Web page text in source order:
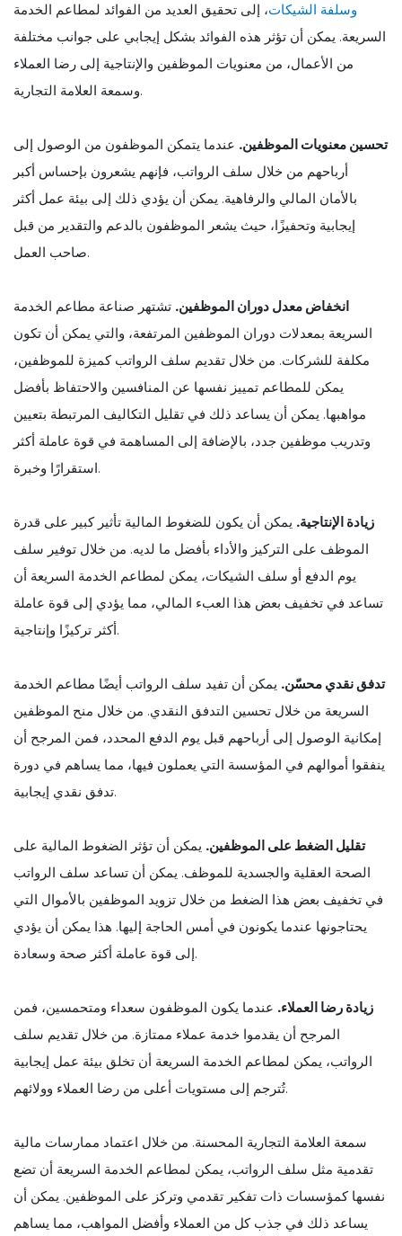
وسلفة الشيكات، إلى تحقيق العديد من الفوائد لمطاعم الخدمة
السريعة. يمكن أن تؤثر هذه الفوائد بشكل إيجابي على جوانب مختلفة
من الأعمال، من معنويات الموظفين والإنتاجية إلى رضا العملاء
وسمعة العلامة التجارية.
تحسين معنويات الموظفين. عندما يتمكن الموظفون من الوصول إلى
أرباحهم من خلال سلف الرواتب، فإنهم يشعرون بإحساس أكبر
بالأمان المالي والرفاهية. يمكن أن يؤدي ذلك إلى بيئة عمل أكثر
إيجابية وتحفيزًا، حيث يشعر الموظفون بالدعم والتقدير من قبل
صاحب العمل.
انخفاض معدل دوران الموظفين. تشتهر صناعة مطاعم الخدمة
السريعة بمعدلات دوران الموظفين المرتفعة، والتي يمكن أن تكون
مكلفة للشركات. من خلال تقديم سلف الرواتب كميزة للموظفين،
يمكن للمطاعم تمييز نفسها عن المنافسين والاحتفاظ بأفضل
مواهبها. يمكن أن يساعد ذلك في تقليل التكاليف المرتبطة بتعيين
وتدريب موظفين جدد، بالإضافة إلى المساهمة في قوة عاملة أكثر
استقرارًا وخبرة.
زيادة الإنتاجية. يمكن أن يكون للضغوط المالية تأثير كبير على قدرة
الموظف على التركيز والأداء بأفضل ما لديه. من خلال توفير سلف
يوم الدفع أو سلف الشيكات، يمكن لمطاعم الخدمة السريعة أن
تساعد في تخفيف بعض هذا العبء المالي، مما يؤدي إلى قوة عاملة
أكثر تركيزًا وإنتاجية.
تدفق نقدي محسّن. يمكن أن تفيد سلف الرواتب أيضًا مطاعم الخدمة
السريعة من خلال تحسين التدفق النقدي. من خلال منح الموظفين
إمكانية الوصول إلى أرباحهم قبل يوم الدفع المحدد، فمن المرجح أن
ينفقوا أموالهم في المؤسسة التي يعملون فيها، مما يساهم في دورة
تدفق نقدي إيجابية.
تقليل الضغط على الموظفين. يمكن أن تؤثر الضغوط المالية على
الصحة العقلية والجسدية للموظف. يمكن أن تساعد سلف الرواتب
في تخفيف بعض هذا الضغط من خلال تزويد الموظفين بالأموال التي
يحتاجونها عندما يكونون في أمس الحاجة إليها. هذا يمكن أن يؤدي
إلى قوة عاملة أكثر صحة وسعادة.
زيادة رضا العملاء. عندما يكون الموظفون سعداء ومتحمسين، فمن
المرجح أن يقدموا خدمة عملاء ممتازة. من خلال تقديم سلف
الرواتب، يمكن لمطاعم الخدمة السريعة أن تخلق بيئة عمل إيجابية
تُترجم إلى مستويات أعلى من رضا العملاء وولائهم.
سمعة العلامة التجارية المحسنة. من خلال اعتماد ممارسات مالية
تقدمية مثل سلف الرواتب، يمكن لمطاعم الخدمة السريعة أن تضع
نفسها كمؤسسات ذات تفكير تقدمي وتركز على الموظفين. يمكن أن
يساعد ذلك في جذب كل من العملاء وأفضل المواهب، مما يساهم